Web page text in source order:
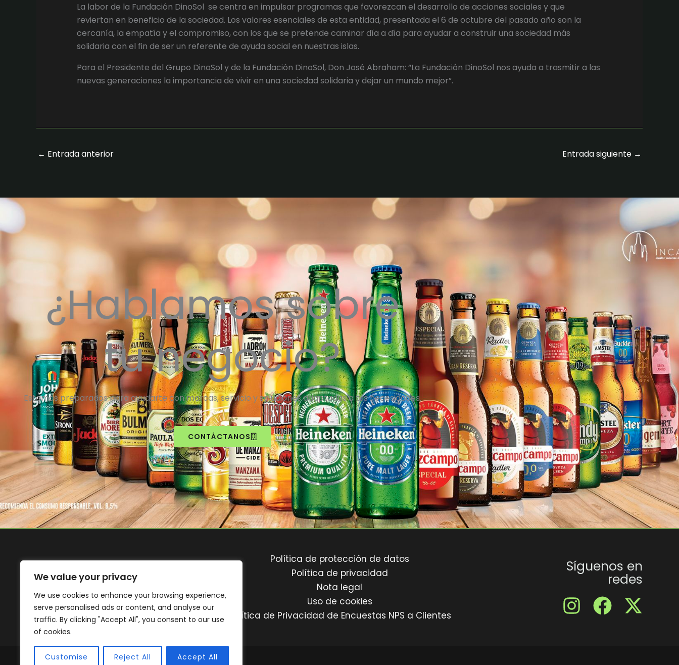
We value your privacy
We use cookies to enhance your browsing experience,
serve personalised ads or content, and analyse our
traffic. By clicking "Accept All", you consent to our use
of cookies.
Customise Reject All Accept All
La labor de la Fundación DinoSol se centra en impulsar programas que favorezcan el desarrollo de acciones sociales y que
reviertan en beneficio de la sociedad. Los valores esenciales de esta entidad, presentada el 6 de octubre del pasado año son la
cercanía, la empatía y el compromiso, con los que se pretende caminar día a día para ayudar a construir una sociedad más
solidaria con el fin de ser un referente de ayuda social en nuestras islas.
Para el Presidente del Grupo DinoSol y de la Fundación DinoSol, Don José Abraham: “La Fundación DinoSol nos ayuda a trasmitir a las
nuevas generaciones la importancia de vivir en una sociedad solidaria y dejar un mundo mejor”.
← Entrada anterior Entrada siguiente →
¿Hablamos sobre
tu negocio?
Estamos preparados para ayudarte con marcas, servicio y soluciones adaptadas a tus necesidades.
CONTÁCTANOS
Política de protección de datos
Política de privacidad
Nota legal
Uso de cookies
Política de Privacidad de Encuestas NPS a Clientes
Síguenos en
redes